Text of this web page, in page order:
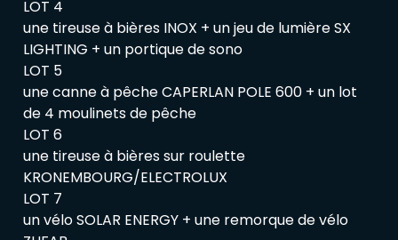
LOT 4
une tireuse à bières INOX + un jeu de lumière SX
LIGHTING + un portique de sono
LOT 5
une canne à pêche CAPERLAN POLE 600 + un lot
de 4 moulinets de pêche
LOT 6
une tireuse à bières sur roulette
KRONEMBOURG/ELECTROLUX
LOT 7
un vélo SOLAR ENERGY + une remorque de vélo